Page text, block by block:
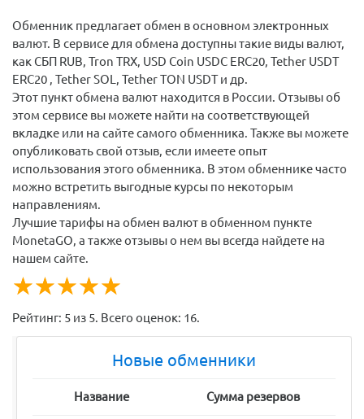
Обменник предлагает обмен в основном электронных
валют. В сервисе для обмена доступны такие виды валют,
как СБП RUB, Tron TRX, USD Coin USDC ERC20, Tether USDT
ERC20 , Tether SOL, Tether TON USDT и др.
Этот пункт обмена валют находится в России. Отзывы об
этом сервисе вы можете найти на соответствующей
вкладке или на сайте самого обменника. Также вы можете
опубликовать свой отзыв, если имеете опыт
использования этого обменника. В этом обменнике часто
можно встретить выгодные курсы по некоторым
направлениям.
Лучшие тарифы на обмен валют в обменном пункте
MonetaGO, а также отзывы о нем вы всегда найдете на
нашем сайте.
☆☆☆☆☆
★★★★★
Рейтинг: 5 из 5. Всего оценок: 16.
Новые обменники
Название Сумма резервов